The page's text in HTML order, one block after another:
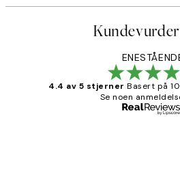
4.4 av 5 stjerner Basert på
Se noen